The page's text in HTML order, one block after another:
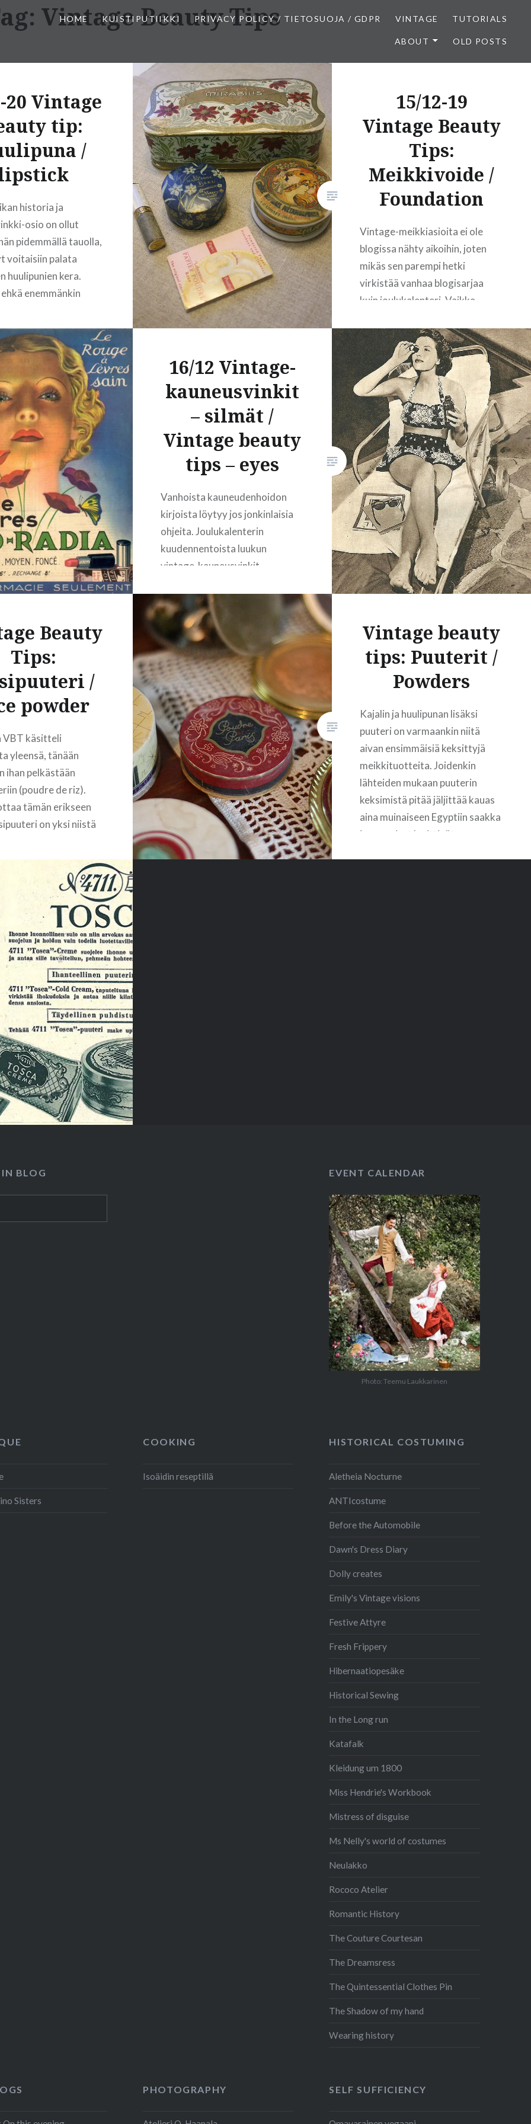
HOME KUISTIPUTIIKKI PRIVACY POLICY / TIETOSUOJA / GDPR VINTAGE TUTORIALS
ABOUT OLD POSTS
Vintage Beauty Tips
20 Vintage
tip:
/
historia ja
osio on ollut
pidemmällä tauolla,
voitaisiin palata
huulipunien kera.
enemmänkin
kosmetiikkaa on
ammoisista ajoista,
kehittyi
luvun lopulla ja
Tuota
pienissä putiikeissa
Sumerilaiset
luomille ja huulille
väriaineita
READ MORE
15/12-19
Vintage Beauty
Tips:
Meikkivoide /
Foundation
Vintage-meikkiasioita ei ole
blogissa nähty aikoihin, joten
mikäs sen parempi hetki
virkistää vanhaa blogisarjaa
kuin joulukalenteri. Vaikka
meikkejä ja kosmetiikkaa on
valmistettu vuosituhansia,
nykyisenkaltaisia meikkivoiteita
alettiin valmistaa vasta 40-50-
luvuilla. Mutta palataanpa ihan
alkuun. Teatterin lava on
kaukana yleisöstä, joten
näyttelijöille oli tarpeen jotenkin
korostaa kasvojen ilmeitä. Niille
täytyi saada jonkinlaista
meikkiä korostamaan silmiä…
READ MORE
16/12 Vintage-
kauneusvinkit
– silmät /
Vintage beauty
tips – eyes
Vanhoista kauneudenhoidon
kirjoista löytyy jos jonkinlaisia
ohjeita. Joulukalenterin
kuudennentoista luukun
vintage-kauneusvinkit
sanotaan olevan sielun peili
joten niihin onkin kiinnitetty
varsin paljon huomiota jo
Antiikin Egyptistä lähtien.
Ehostusta tärkeämpänä vanhat
kauneusoppaat pitävät silmien
hoitoa ja siihen annetaankin
vinkkejä monenmoisia.
Korostan että mitään tässä
postauksessa mainitsemaani
suoraan silmämunaan
käytettävää hoitoa en
todellakaan suosittele
kenenkään itse kokeilevan….
Beauty
Tips:
/
powder
VBT käsitteli
yleensä, tänään
ihan pelkästään
(poudre de riz).
tämän erikseen
on yksi niistä
riisipuuteri on
100% riisiä (Oryza
yleensä
muita aineita
Kaupan
löytyvää
voi siis käyttää
READ MORE
Vintage beauty
tips: Puuterit /
Powders
Kajalin ja huulipunan lisäksi
puuteri on varmaankin niitä
aivan ensimmäisiä keksittyjä
meikkituotteita. Joidenkin
lähteiden mukaan puuterin
keksimistä pitää jäljittää kauas
aina muinaiseen Egyptiin saakka
jossa naiset levittivät
IN BLOG EVENT CALENDAR
Photo: Teemu Laukkarinen
Sisters
COOKING
Isoäidin reseptillä
HISTORICAL COSTUMING
Aletheia Nocturne
ANTIcostume
Before the Automobile
Dawn's Dress Diary
Dolly creates
Emily's Vintage visions
Festive Attyre
Fresh Frippery
Hibernaatiopesäke
Historical Sewing
In the Long run
Katafalk
Kleidung um 1800
Miss Hendrie's Workbook
Mistress of disguise
Ms Nelly's world of costumes
Neulakko
Rococo Atelier
Romantic History
The Couture Courtesan
The Dreamsress
The Quintessential Clothes Pin
The Shadow of my hand
Wearing history
PHOTOGRAPHY SELF SUFFICIENCY